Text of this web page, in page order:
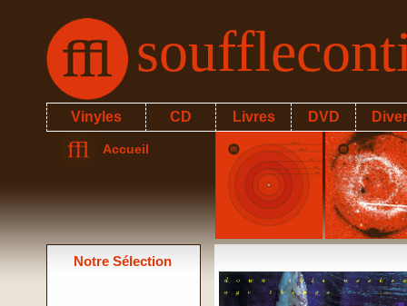
Vinyles CD Livres DVD
Accueil
Notre Sélection